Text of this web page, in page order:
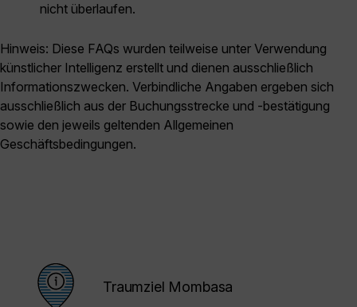
nicht überlaufen.
Hinweis: Diese FAQs wurden teilweise unter Verwendung
künstlicher Intelligenz erstellt und dienen ausschließlich
Informationszwecken. Verbindliche Angaben ergeben sich
ausschließlich aus der Buchungsstrecke und -bestätigung
sowie den jeweils geltenden Allgemeinen
Geschäftsbedingungen.
Traumziel Mombasa